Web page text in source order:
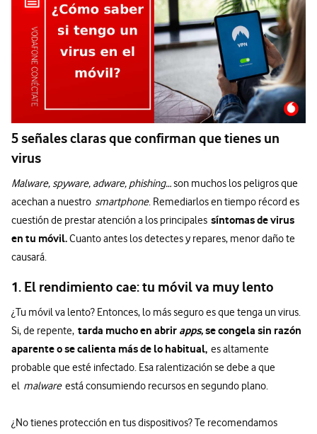
5 señales claras que confirman que tienes un
virus
Malware, spyware, adware, phishing…son muchos los peligros que
acechan a nuestro smartphone. Remediarlos en tiempo récord es
cuestión de prestar atención a los principales síntomas de virus
en tu móvil.Cuanto antes los detectes y repares, menor daño te
causará.
1. El rendimiento cae: tu móvil va muy lento
¿Tu móvil va lento? Entonces, lo más seguro es que tenga un virus.
Si, de repente, tarda mucho en abrir apps,se congela sin razón
aparente o se calienta más de lo habitual, es altamente
probable que esté infectado. Esa ralentización se debe a que
el malwareestá consumiendo recursos en segundo plano.
¿No tienes protección en tus dispositivos? Te recomendamos